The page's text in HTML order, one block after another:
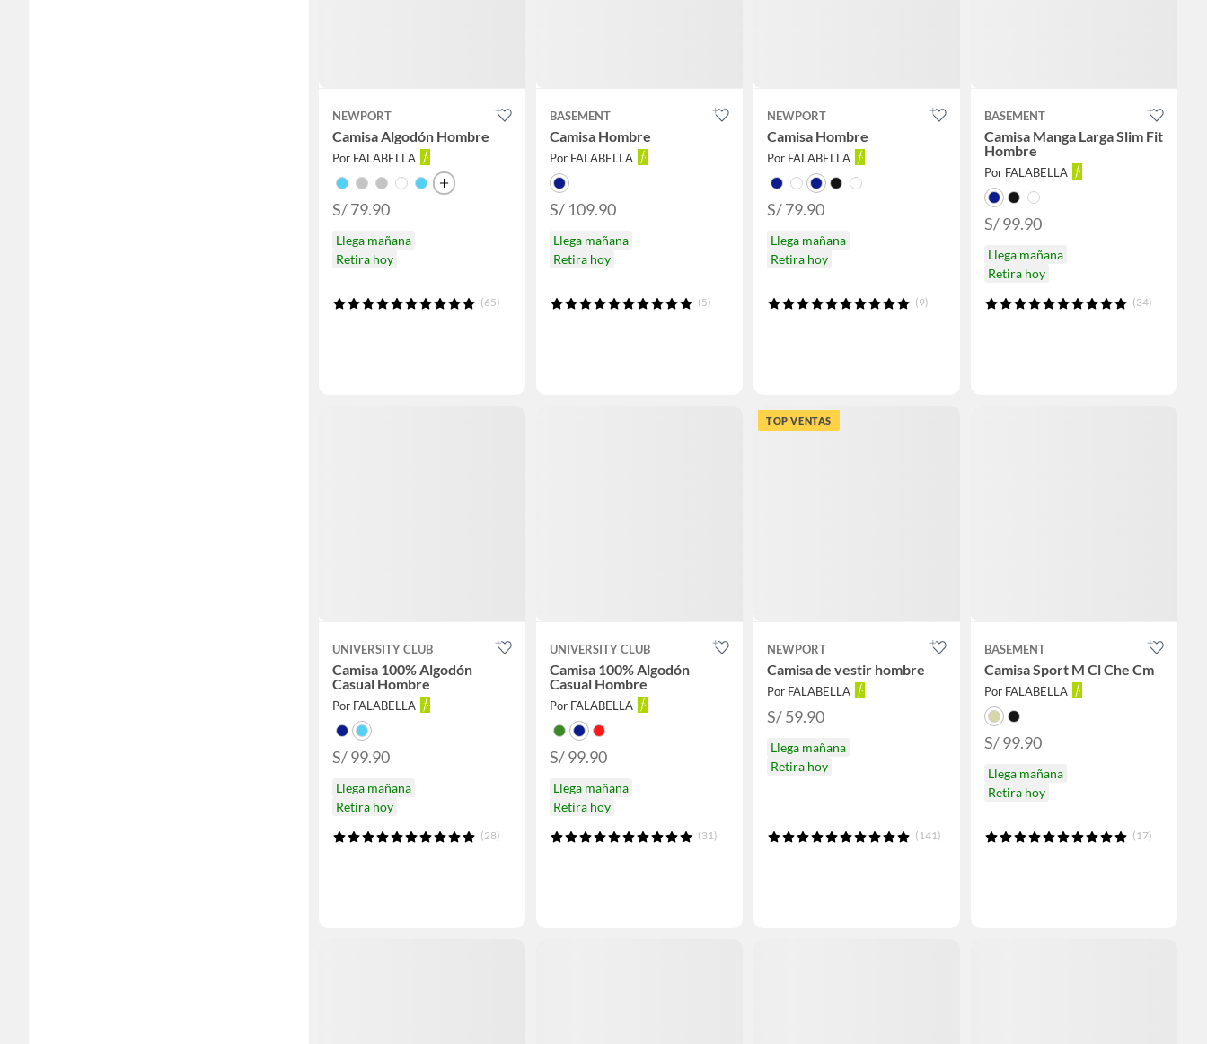
NEWPORT
Camisa Algodón Hombre
Por FALABELLA
S/ 79.90
Llega mañana
Retira hoy
(65)
BASEMENT
Camisa Hombre
Por FALABELLA
S/ 109.90
Llega mañana
Retira hoy
(5)
NEWPORT
Camisa Hombre
Por FALABELLA
S/ 79.90
Llega mañana
Retira hoy
(9)
BASEMENT
Camisa Manga Larga Slim Fit
Hombre
Por FALABELLA
S/ 99.90
Llega mañana
Retira hoy
(34)
UNIVERSITY CLUB
Camisa 100% Algodón
Casual Hombre
Por FALABELLA
S/ 99.90
Llega mañana
Retira hoy
(28)
UNIVERSITY CLUB
Camisa 100% Algodón
Casual Hombre
Por FALABELLA
S/ 99.90
Llega mañana
Retira hoy
(31)
TOP VENTAS
NEWPORT
Camisa de vestir hombre
Por FALABELLA
S/ 59.90
Llega mañana
Retira hoy
(141)
BASEMENT
Camisa Sport M Cl Che Cm
Por FALABELLA
S/ 99.90
Llega mañana
Retira hoy
(17)